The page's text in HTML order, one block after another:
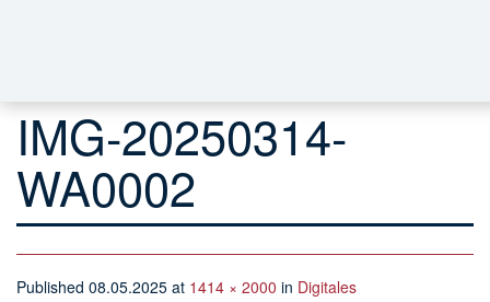
IMG-20250314-
WA0002
Published 08.05.2025 at 1414 × 2000 in Digitales